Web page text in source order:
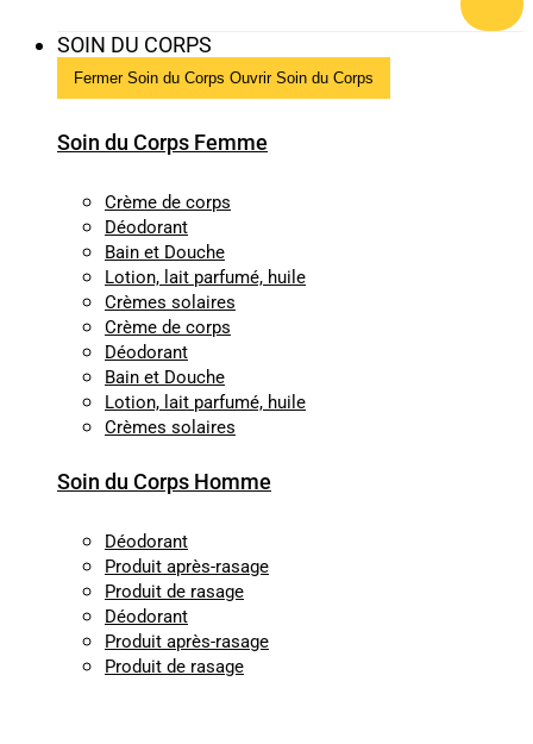
SOIN DU CORPS
Fermer Soin du Corps Ouvrir Soin du Corps
Soin du Corps Femme
Crème de corps
Déodorant
Bain et Douche
Lotion, lait parfumé, huile
Crèmes solaires
Crème de corps
Déodorant
Bain et Douche
Lotion, lait parfumé, huile
Crèmes solaires
Soin du Corps Homme
Déodorant
Produit après-rasage
Produit de rasage
Déodorant
Produit après-rasage
Produit de rasage